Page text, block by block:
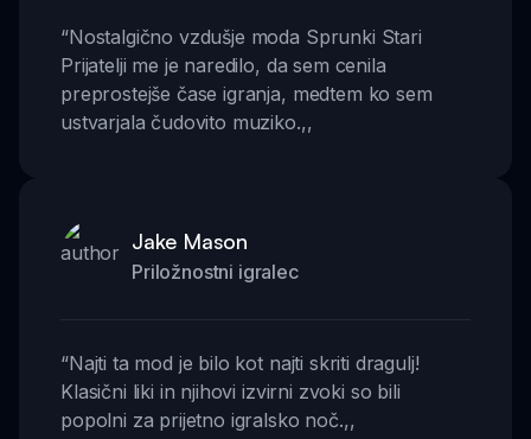
“Nostalgično vzdušje moda Sprunki Stari
Prijatelji me je naredilo, da sem cenila
preprostejše čase igranja, medtem ko sem
ustvarjala čudovito muziko.,,
Jake Mason
Priložnostni igralec
“Najti ta mod je bilo kot najti skriti dragulj!
Klasični liki in njihovi izvirni zvoki so bili
popolni za prijetno igralsko noč.,,